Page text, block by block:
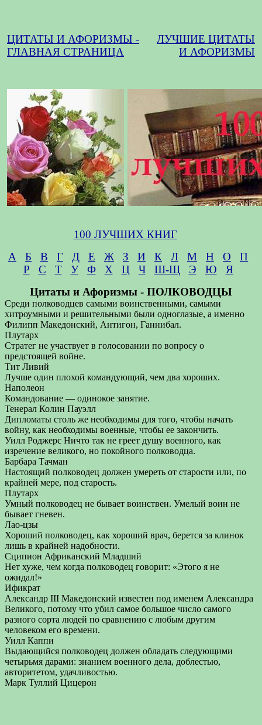
ЦИТАТЫ И АФОРИЗМЫ -
ГЛАВНАЯ СТРАНИЦА
ЛУЧШИЕ ЦИТАТЫ
И АФОРИЗМЫ
100 ЛУЧШИХ КНИГ
А
Б В Г Д Е Ж З И К Л М Н О
П
Р
С Т У Ф Х Ц Ч Ш-Щ Э Ю
Я
Цитаты и Афоризмы - ПОЛКОВОДЦЫ
Среди полководцев самыми воинственными, самыми
хитроумными и решительными были одноглазые, а именно
Филипп Македонский, Антигон, Ганнибал.
Плутарх
Стратег не участвует в голосовании по вопросу о
предстоящей войне.
Тит Ливий
Лучше один плохой командующий, чем два хороших.
Наполеон
Командование — одинокое занятие.
Тенерал Колин Пауэлл
Дипломаты столь же необходимы для того, чтобы начать
войну, как необходимы военные, чтобы ее закончить.
Уилл Роджерс Ничто так не греет душу военного, как
изречение великого, но покойного полководца.
Барбара Тачман
Настоящий полководец должен умереть от старости или, по
крайней мере, под старость.
Плутарх
Умный полководец не бывает воинствен. Умелый воин не
бывает гневен.
Лао-цзы
Хороший полководец, как хороший врач, берется за клинок
лишь в крайней надобности.
Сципион Африканский Младший
Нет хуже, чем когда полководец говорит: «Этого я не
ожидал!»
Ификрат
Александр III Македонский известен под именем Александра
Великого, потому что убил самое большое число самого
разного сорта людей по сравнению с любым другим
человеком его времени.
Уилл Каппи
Выдающийся полководец должен обладать следующими
четырьмя дарами: знанием военного дела, доблестью,
авторитетом, удачливостью.
Марк Туллий Цицерон